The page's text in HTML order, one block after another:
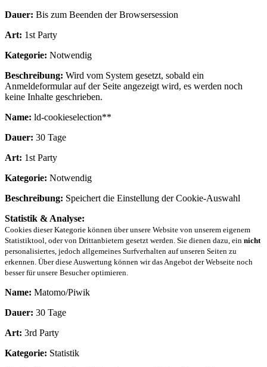
Dauer: Bis zum Beenden der Browsersession
Art: 1st Party
Kategorie: Notwendig
Beschreibung: Wird vom System gesetzt, sobald ein
Anmeldeformular auf der Seite angezeigt wird, es werden noch
keine Inhalte geschrieben.
Name: ld-cookieselection**
Dauer: 30 Tage
Art: 1st Party
Kategorie: Notwendig
Beschreibung: Speichert die Einstellung der Cookie-Auswahl
Statistik & Analyse:
Cookies dieser Kategorie können über unsere Website von unserem eigenem
Statistiktool, oder von Drittanbietern gesetzt werden. Sie dienen dazu, ein nicht
personalisiertes, jedoch allgemeines Surfverhalten auf unseren Seiten zu
erkennen. Über diese Auswertung können wir das Angebot der Webseite noch
besser für unsere Besucher optimieren.
Name: Matomo/Piwik
Dauer: 30 Tage
Art: 3rd Party
Kategorie: Statistik